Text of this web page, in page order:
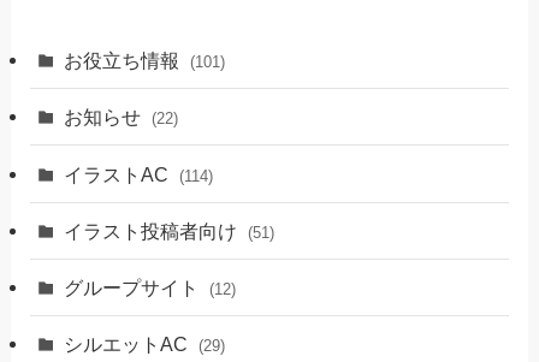
お役立ち情報 (101)
お知らせ (22)
イラストAC (114)
イラスト投稿者向け (51)
グループサイト (12)
シルエットAC (29)